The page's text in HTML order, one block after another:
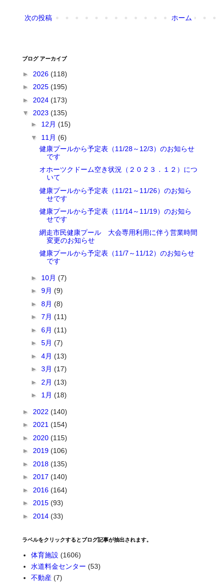
次の投稿 ホーム
ブログ アーカイブ
► 2026(118)
►2025(195)
► 2024(173)
▼2023(135)
► 12月(15)
▼ 11月(6)
健康プールから予定表（11/28～12/3）のお知らせ
です
オホーツクドーム空き状況（２０２３．１２）につ
いて
健康プールから予定表（11/21～11/26）のお知ら
せです
健康プールから予定表（11/14～11/19）のお知ら
せです
網走市民健康プール 大会専用利用に伴う営業時間
変更のお知らせ
健康プールから予定表（11/7～11/12）のお知らせ
です
► 10月(7)
►9月(9)
►8月(8)
►7月(11)
►6月(11)
►5月(7)
►4月(13)
►3月(17)
► 2月(13)
► 1月(18)
► 2022(140)
►2021(154)
► 2020(115)
►2019(106)
► 2018(135)
►2017(140)
► 2016(164)
►2015(93)
► 2014(33)
ラベルをクリックするとブログ記事が抽出されます。
体育施設 (1606)
水道料金センター (53)
不動産 (7)